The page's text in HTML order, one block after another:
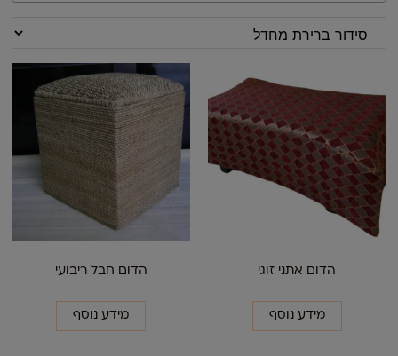
הדום אתני זוגי
מידע נוסף
הדום חבל ריבועי
מידע נוסף